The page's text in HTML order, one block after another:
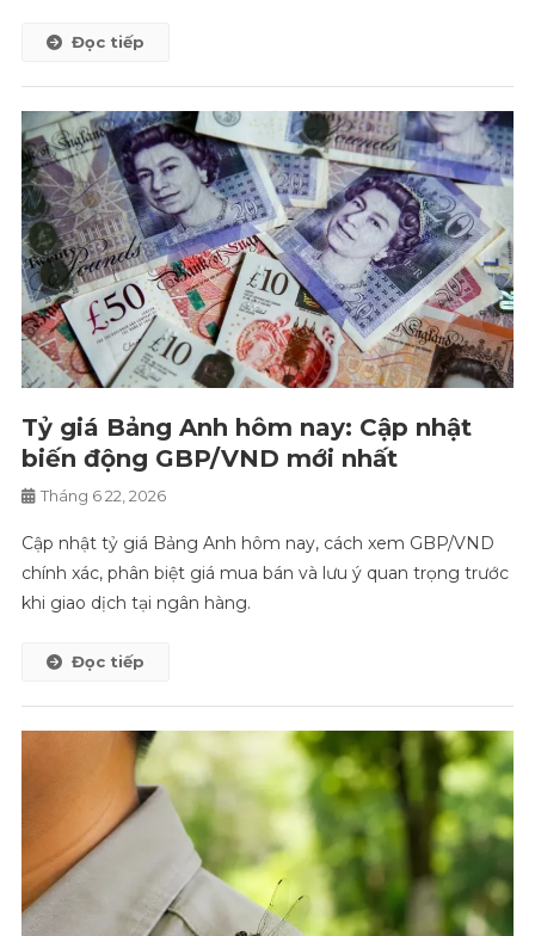
Đọc tiếp
Tỷ giá Bảng Anh hôm nay: Cập nhật
biến động GBP/VND mới nhất
Tháng 6 22, 2026
Cập nhật tỷ giá Bảng Anh hôm nay, cách xem GBP/VND
chính xác, phân biệt giá mua bán và lưu ý quan trọng trước
khi giao dịch tại ngân hàng.
Đọc tiếp